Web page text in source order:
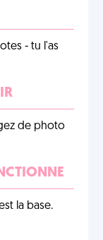
- tu l'as
de photo
la base.